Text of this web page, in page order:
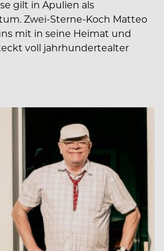
gilt in Apulien als
Zwei-Sterne-Koch Matteo
mit in seine Heimat und
voll jahrhundertealter